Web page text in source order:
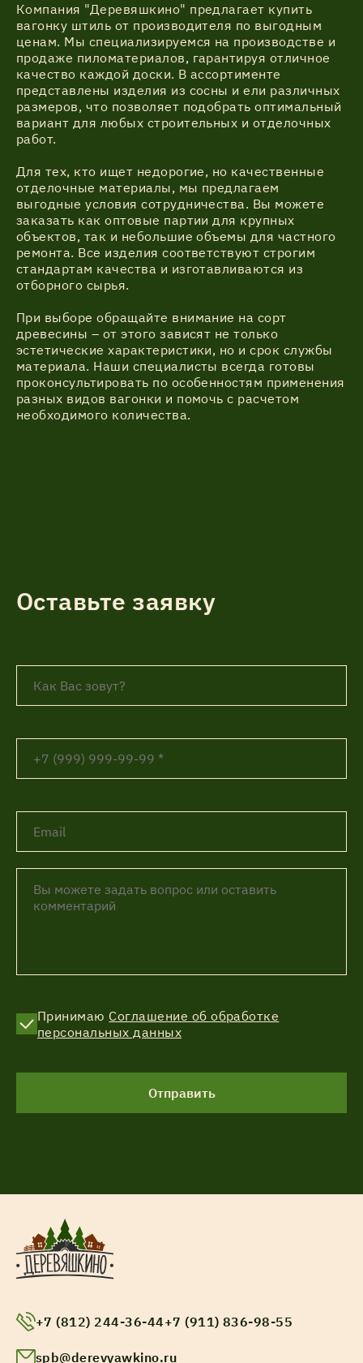
Компания "Деревяшкино" предлагает купить
вагонку штиль от производителя по выгодным
ценам. Мы специализируемся на производстве и
продаже пиломатериалов, гарантируя отличное
качество каждой доски. В ассортименте
представлены изделия из сосны и ели различных
размеров, что позволяет подобрать оптимальный
вариант для любых строительных и отделочных
работ.
Для тех, кто ищет недорогие, но качественные
отделочные материалы, мы предлагаем
выгодные условия сотрудничества. Вы можете
заказать как оптовые партии для крупных
объектов, так и небольшие объемы для частного
ремонта. Все изделия соответствуют строгим
стандартам качества и изготавливаются из
отборного сырья.
При выборе обращайте внимание на сорт
древесины – от этого зависят не только
эстетические характеристики, но и срок службы
материала. Наши специалисты всегда готовы
проконсультировать по особенностям применения
разных видов вагонки и помочь с расчетом
необходимого количества.
Оставьте заявку
Принимаю Соглашение об обработке
персональных данных
Отправить
+7 (812) 244-36-44+7 (911) 836-98-55
spb@derevyawkino.ru